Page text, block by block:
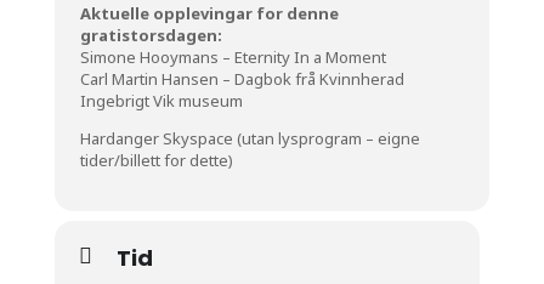
Aktuelle opplevingar for denne
gratistorsdagen:
Simone Hooymans – Eternity In a Moment
Carl Martin Hansen – Dagbok frå Kvinnherad
Ingebrigt Vik museum
Hardanger Skyspace (utan lysprogram – eigne
tider/billett for dette)
Tid